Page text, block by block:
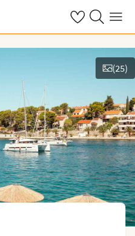
Se dinaSök på ving.se
Meny
(25)